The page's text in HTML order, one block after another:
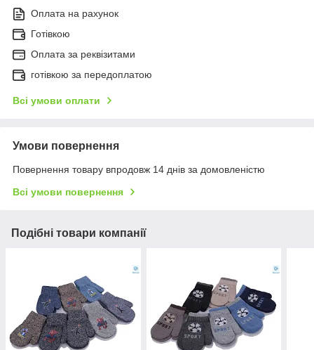
Оплата на рахунок
Готівкою
Оплата за реквізитами
готівкою за передоплатою
Всі умови оплати
Умови повернення
Повернення товару впродовж 14 днів за домовленістю
Всі умови повернення
Подібні товари компанії